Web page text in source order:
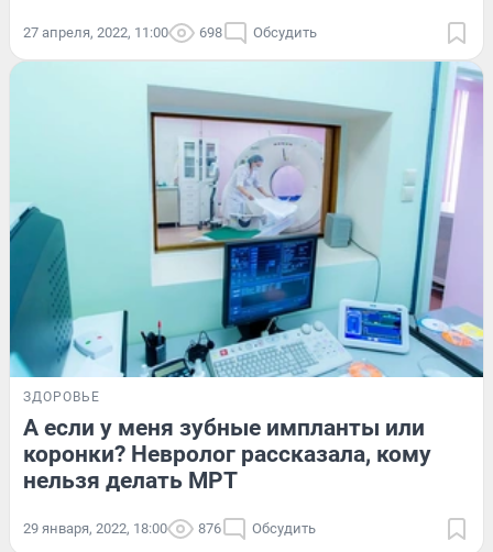
27 апреля, 2022, 11:00 698 Обсудить
ЗДОРОВЬЕ
А если у меня зубные импланты или
коронки? Невролог рассказала, кому
нельзя делать МРТ
29 января, 2022, 18:00 876 Обсудить